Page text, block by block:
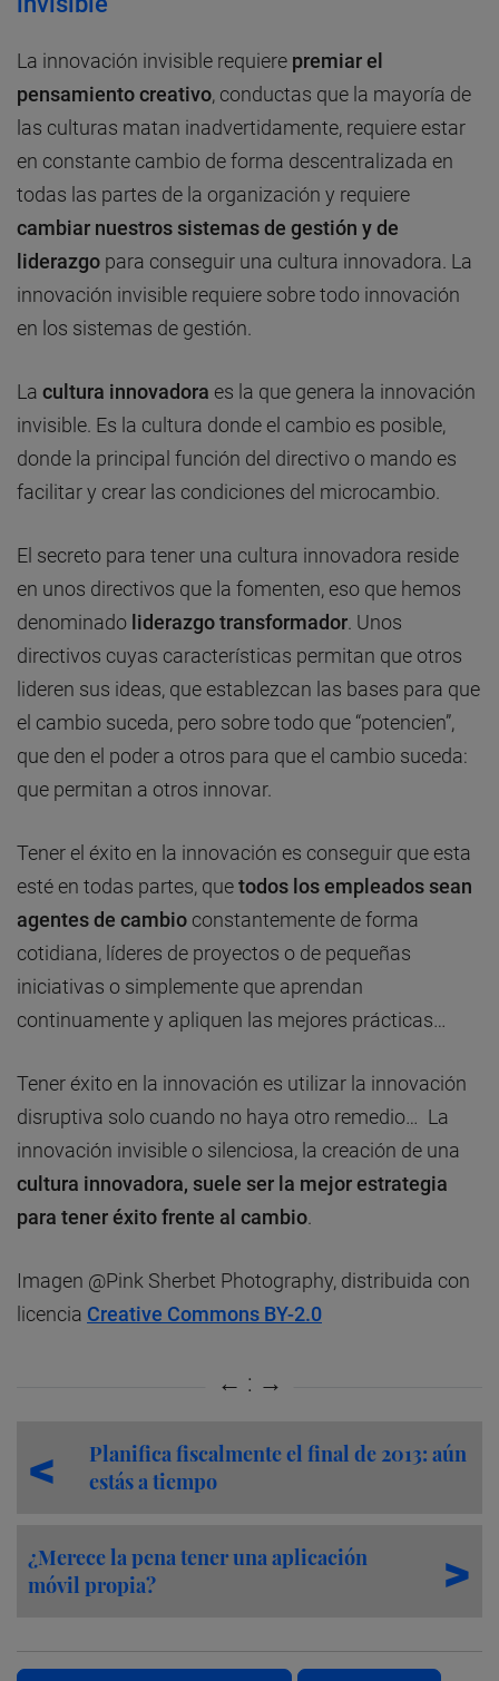
La innovación invisible requiere premiar el
pensamiento creativo, conductas que la mayoría de
las culturas matan inadvertidamente, requiere estar
en constante cambio de forma descentralizada en
todas las partes de la organización y requiere
cambiar nuestros sistemas de gestión y de
liderazgo para conseguir una cultura innovadora. La
innovación invisible requiere sobre todo innovación
en los sistemas de gestión.
La cultura innovadora es la que genera la innovación
invisible. Es la cultura donde el cambio es posible,
donde la principal función del directivo o mando es
facilitar y crear las condiciones del microcambio.
El secreto para tener una cultura innovadora reside
en unos directivos que la fomenten, eso que hemos
denominado liderazgo transformador . Unos
directivos cuyas características permitan que otros
lideren sus ideas, que establezcan las bases para que
el cambio suceda, pero sobre todo que “potencien”,
que den el poder a otros para que el cambio suceda:
que permitan a otros innovar.
Tener el éxito en la innovación es conseguir que esta
esté en todas partes, quetodos los empleados sean
agentes de cambio constantemente de forma
cotidiana, líderes de proyectos o de pequeñas
iniciativas o simplemente que aprendan
continuamente y apliquen las mejores prácticas…
Tener éxito en la innovación es utilizar la innovación
disruptiva solo cuando no haya otro remedio… La
innovación invisible o silenciosa, la creación de una
cultura innovadora, suele ser la mejor estrategia
para tener éxito frente al cambio
Imagen @Pink Sherbet Photography, distribuida con
licencia Creative Commons BY-2.0
Planifica fiscalmente el final de 2013: aún
estás a tiempo
¿Merece la pena tener una aplicación
móvil propia?